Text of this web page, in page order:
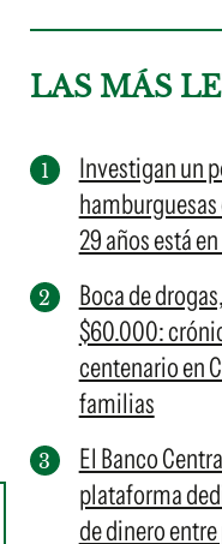
LAS MÁS
Investigan un
29 años está
Boca de
$60.000:
centenario en
familias
El Banco
plataforma
de dinero